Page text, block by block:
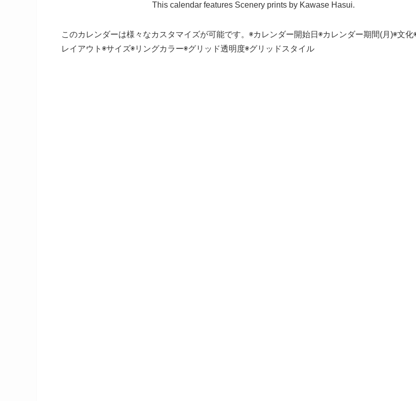
This calendar features Scenery prints by Kawase Hasui.
このカレンダーは様々なカスタマイズが可能です。◉カレンダー開始日◉カレンダー期間(月)◉文化
レイアウト◉サイズ◉リングカラー◉グリッド透明度◉グリッドスタイル